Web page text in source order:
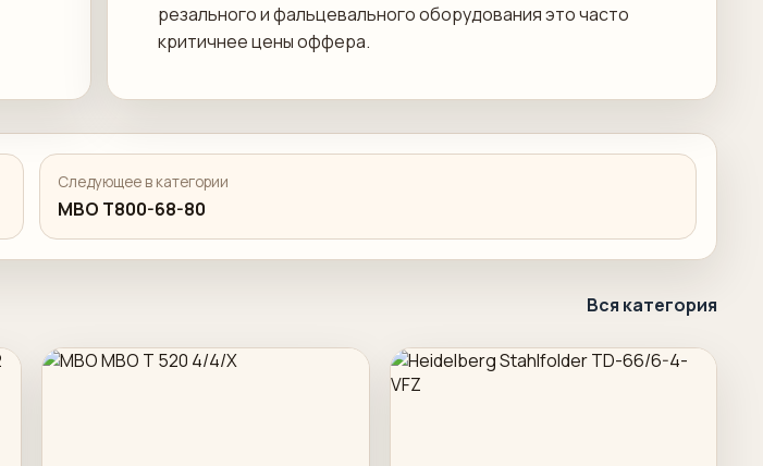
резального и фальцевального оборудования это часто
критичнее цены оффера.
Следующее в категории
MBO T800-68-80
Вся категория